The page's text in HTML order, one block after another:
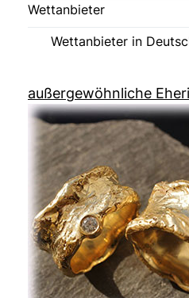
Wettanbieter
Wettanbieter in
außergewöhnliche